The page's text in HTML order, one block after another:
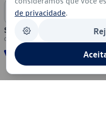
Segurança
de privacidade.